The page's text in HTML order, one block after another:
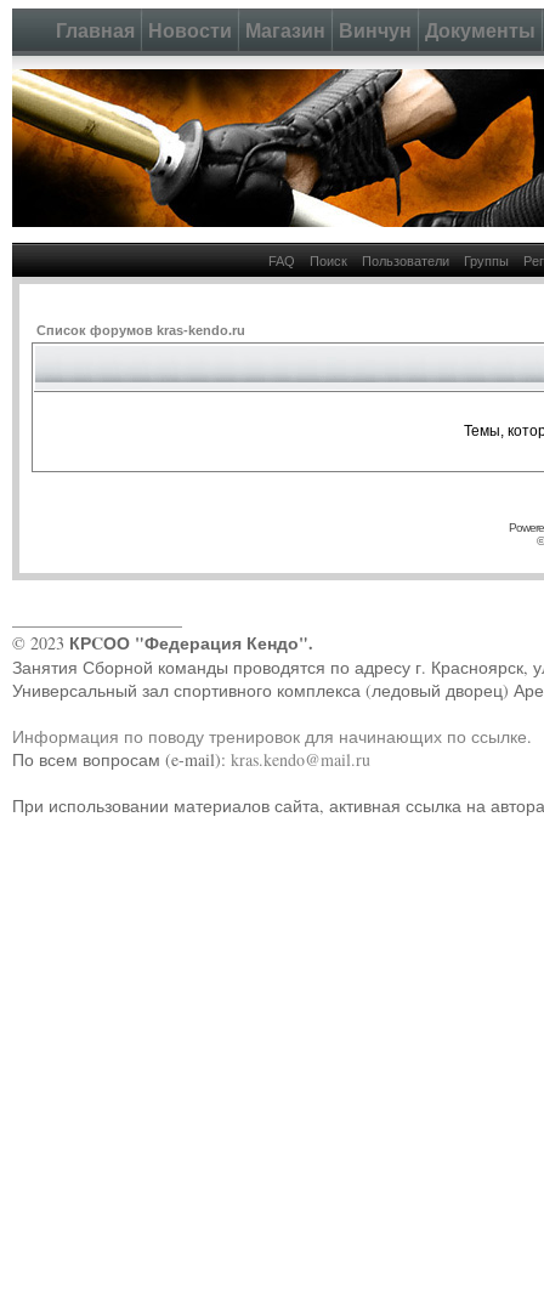
Главная Новости Магазин Винчун Документы
FAQ Поиск Пользователи Группы
Список форумов kras-kendo.ru
Темы,
© 2023 КРCОО "Федерация Кендо".
Занятия Сборной команды проводятся по адресу г. Красноярск,
Универсальный зал спортивного комплекса (ледовый дворец)
Информация по поводу тренировок для начинающих по ссылке.
По всем вопросам (e-mail): kras.kendo@mail.ru
При использовании материалов сайта, активная ссылка на